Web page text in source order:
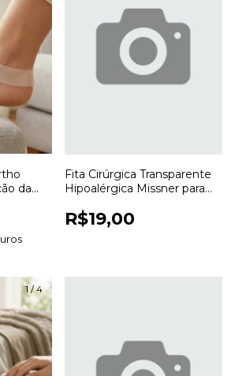
da
Fita Cirúrgica Transparente
Hipoalérgica Missner para
R$19,00
1/4